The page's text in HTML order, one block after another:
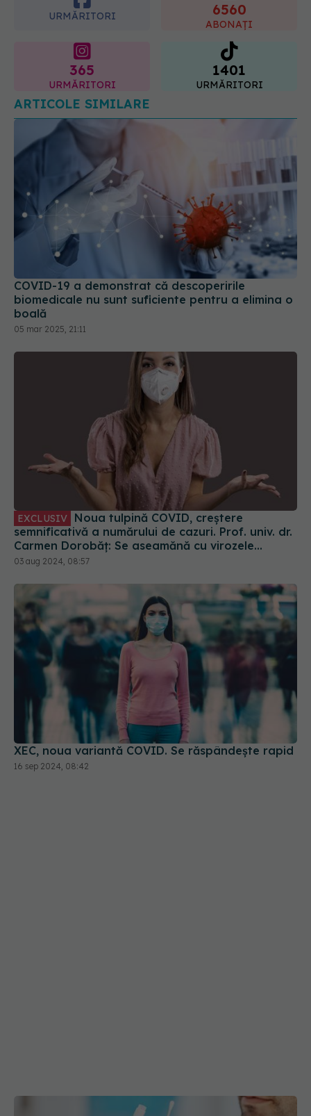
URMĂRITORI 6560
ABONAȚI
365
URMĂRITORI
1401
URMĂRITORI
ARTICOLE SIMILARE
COVID-19 a demonstrat că descoperirile
biomedicale nu sunt suficiente pentru a elimina o
boală
05 mar 2025, 21:11
EXCLUSIV
semnificativă a numărului de cazuri. Prof. univ. dr.
Carmen Dorobăț: Se aseamănă cu virozele
respiratorii. Nu necesită tratament simptomatic
03 aug 2024, 08:57
XEC, noua variantă COVID. Se răspândește rapid
16 sep 2024, 08:42